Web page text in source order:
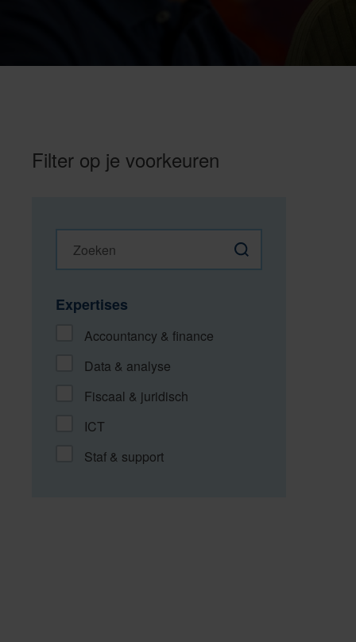
Filter op je voorkeuren
Zoeken
Expertises
Accountancy & finance
Data & analyse
Fiscaal & juridisch
ICT
Staf & support